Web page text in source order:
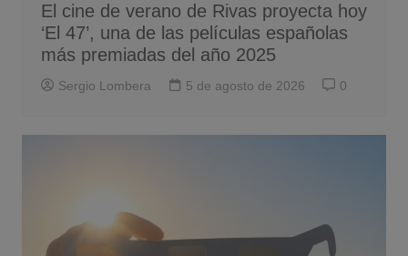
El cine de verano de Rivas proyecta hoy
‘El 47’, una de las películas españolas
más premiadas del año 2025
Sergio Lombera 5 de agosto de 2026 0